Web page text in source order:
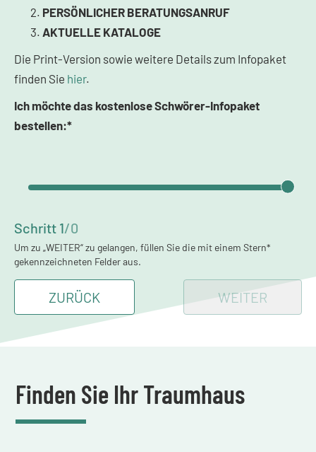
PERSÖNLICHER BERATUNGSANRUF
AKTUELLE KATALOGE
Die Print-Version sowie weitere Details zum Infopaket
finden Sie hier.
Ich möchte das kostenlose Schwörer-Infopaket
bestellen:*
Schritt 1/0
Um zu „WEITER“ zu gelangen, füllen Sie die mit einem Stern*
gekennzeichneten Felder aus.
ZURÜCK WEITER
Finden Sie Ihr Traumhaus